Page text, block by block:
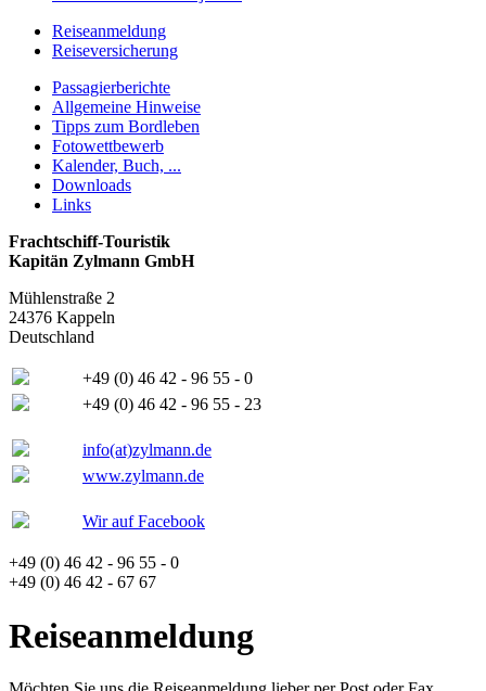
Reiseanmeldung
Reiseversicherung
Passagierberichte
Allgemeine Hinweise
Tipps zum Bordleben
Fotowettbewerb
Kalender, Buch, ...
Downloads
Links
Frachtschiff-Touristik
Kapitän Zylmann GmbH
Mühlenstraße 2
24376 Kappeln
Deutschland
+49 (0) 46 42 - 96 55 - 0
+49 (0) 46 42 - 96 55 - 23
info(at)zylmann.de
www.zylmann.de
Wir auf Facebook
+49 (0) 46 42 - 96 55 - 0
+49 (0) 46 42 - 67 67
Reiseanmeldung